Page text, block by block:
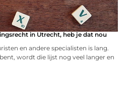
in Utrecht, heb je dat nou
en andere specialisten is lang.
wordt die lijst nog veel langer en